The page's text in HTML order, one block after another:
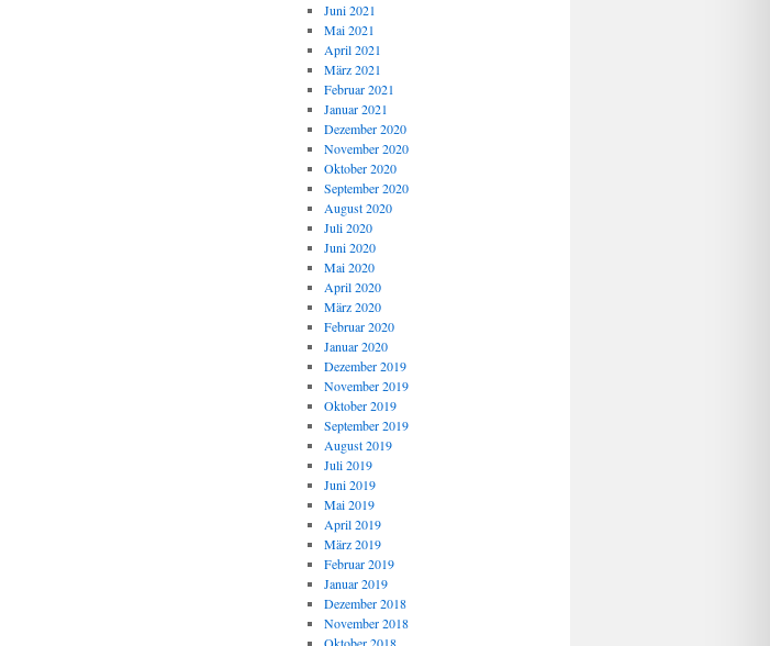
Juni 2021
Mai 2021
April 2021
März 2021
Februar 2021
Januar 2021
Dezember 2020
November 2020
Oktober 2020
September 2020
August 2020
Juli 2020
Juni 2020
Mai 2020
April 2020
März 2020
Februar 2020
Januar 2020
Dezember 2019
November 2019
Oktober 2019
September 2019
August 2019
Juli 2019
Juni 2019
Mai 2019
April 2019
März 2019
Februar 2019
Januar 2019
Dezember 2018
November 2018